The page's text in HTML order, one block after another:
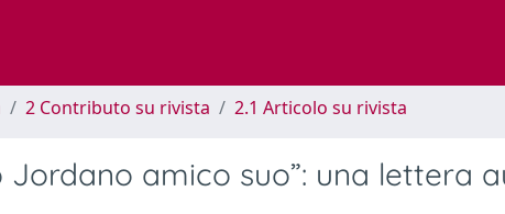
2 Contributo su rivista 2.1 Articolo su rivista
Jordano amico suo”: una lettera